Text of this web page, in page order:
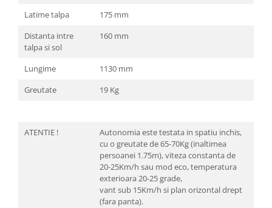
Latime talpa
175 mm
Distanta intre
talpa si sol
160 mm
Lungime
1130 mm
Greutate
19 Kg
ATENTIE !
Autonomia este testata in spatiu inchis,
cu o greutate de 65-70Kg (inaltimea
persoanei 1.75m), viteza constanta de
20-25Km/h sau mod eco, temperatura
exterioara 20-25 grade,
vant sub 15Km/h si plan orizontal drept
(fara panta).